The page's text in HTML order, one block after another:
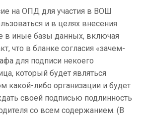
на ОПД для участия в ВОШ
и в целях внесения
в иные базы данных, включая
что в бланке согласия «зачем-
для подписи некоего
который будет являться
какой-либо организации и будет
своей подписью подлинность
со всем содержанием. (В